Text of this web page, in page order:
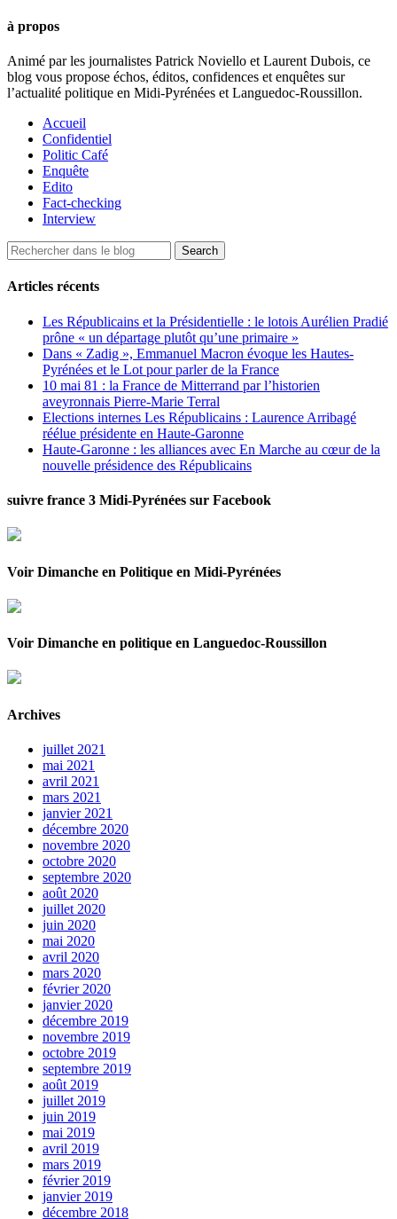
à propos
Animé par les journalistes Patrick Noviello et Laurent Dubois, ce
blog vous propose échos, éditos, confidences et enquêtes sur
l’actualité politique en Midi-Pyrénées et Languedoc-Roussillon.
Accueil
Confidentiel
Politic Café
Enquête
Edito
Fact-checking
Interview
Articles récents
Les Républicains et la Présidentielle : le lotois Aurélien Pradié
prône « un départage plutôt qu’une primaire »
Dans « Zadig », Emmanuel Macron évoque les Hautes-
Pyrénées et le Lot pour parler de la France
10 mai 81 : la France de Mitterrand par l’historien
aveyronnais Pierre-Marie Terral
Elections internes Les Républicains : Laurence Arribagé
réélue présidente en Haute-Garonne
Haute-Garonne : les alliances avec En Marche au cœur de la
nouvelle présidence des Républicains
suivre france 3 Midi-Pyrénées sur Facebook
Voir Dimanche en Politique en Midi-Pyrénées
Voir Dimanche en politique en Languedoc-Roussillon
Archives
juillet 2021
mai 2021
avril 2021
mars 2021
janvier 2021
décembre 2020
novembre 2020
octobre 2020
septembre 2020
août 2020
juillet 2020
juin 2020
mai 2020
avril 2020
mars 2020
février 2020
janvier 2020
décembre 2019
novembre 2019
octobre 2019
septembre 2019
août 2019
juillet 2019
juin 2019
mai 2019
avril 2019
mars 2019
février 2019
janvier 2019
décembre 2018